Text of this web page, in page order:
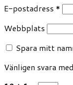
E-postadress *
Webbplats
Spara mitt
Vänligen svara